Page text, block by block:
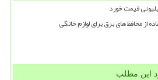
از محافظ های برق برای لوازم خانگی
این مطلب